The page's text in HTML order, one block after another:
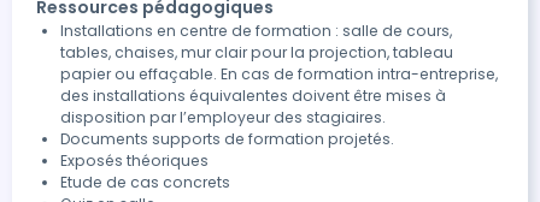
Ressources pédagogiques
Installations en centre de formation : salle de cours,
tables, chaises, mur clair pour la projection, tableau
papier ou effaçable. En cas de formation intra-entreprise,
des installations équivalentes doivent être mises à
disposition par l’employeur des stagiaires.
Documents supports de formation projetés.
Exposés théoriques
Etude de cas concrets